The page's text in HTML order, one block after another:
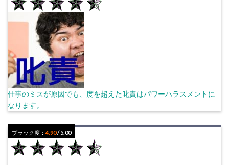
仕事のミスが原因でも、度を超えた叱責はパワーハラスメントに
なります。
ブラック度：4.90/ 5.00